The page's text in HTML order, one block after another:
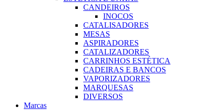
CANDEIROS
INOCOS
CATALISADORES
MESAS
ASPIRADORES
CATALIZADORES
CARRINHOS ESTÉTICA
CADEIRAS E BANCOS
VAPORIZADORES
MARQUESAS
DIVERSOS
Marcas